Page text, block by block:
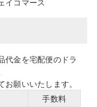
代金を宅配便のドラ
願いいたします。
手数料